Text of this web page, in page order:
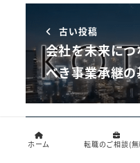
古い投稿
会社を未来に
べき事業承継
新しい投稿
ホーム 転職のご相談(